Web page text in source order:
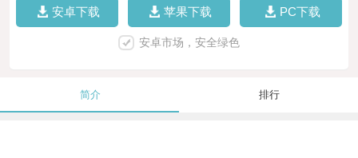
安卓下载 苹果下载 PC下载
安卓市场，安全绿色
简介 排行